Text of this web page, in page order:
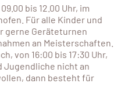
bis 12.00 Uhr, im
Für alle Kinder und
gerne Geräteturnen
an Meisterschaften.
von 16:00 bis 17:30 Uhr,
Jugendliche nicht an
dann besteht für